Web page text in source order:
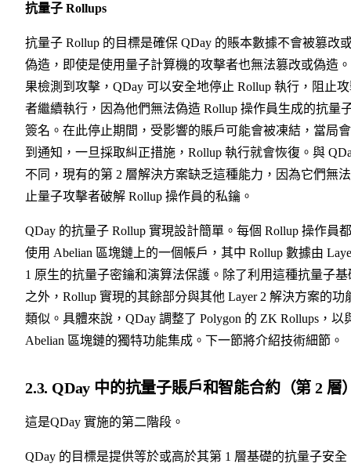
抗量子 Rollups
抗量子 Rollup 的目標是確保 QDay 的賬本數據不會被篡改
偽造，即使是使用量子計算機的攻擊者也無法篡改或偽造
果檢測到攻擊，QDay 可以安全地停止 Rollup 執行，阻止
者繼續執行，因為他們無法偽造 Rollup 操作員生成的抗量
簽名。在此停止期間，受影響的賬戶可能會被凍結，當局
到通知，一旦採取糾正措施，Rollup 執行就會恢復。與
不同，現有的第 2 層解決方案缺乏這種能力，因為它們無
止量子攻擊者破解 Rollup 操作員的私鑰。
QDay 的抗量子 Rollup 實現設計簡單。每個 Rollup 操作員都
使用 Abelian 區塊鏈上的一個帳戶，其中 Rollup 數據由
1 原生的抗量子密鑰和演算法保護。除了利用這種抗量子基
之外，Rollup 實現的其餘部分與其他 Layer 2 解決方案的功
類似。具體來說，QDay 調整了 Polygon 的 ZK Rollups，以
Abelian 區塊鏈的獨特功能集成。下一節將介紹技術細節。
2.3. QDay 中的抗量子賬戶和智能合約（第 2 層
這是QDay 實施的第二階段。
QDay 的目標是提供等於或高於其第 1 層基礎的抗量子安全